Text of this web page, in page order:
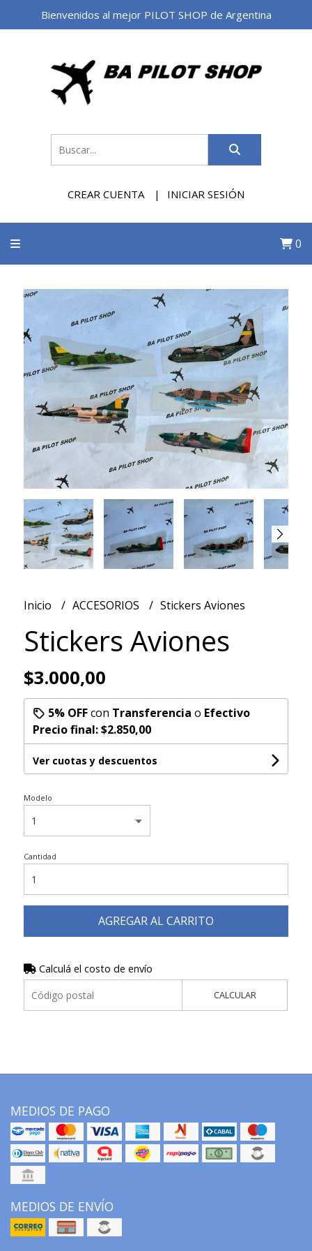
Bienvenidos al mejor PILOT SHOP de Argentina
CREAR CUENTA INICIAR SESIÓN
0
Inicio ACCESORIOS Stickers Aviones
Stickers Aviones
$3.000,00
5% OFFcon Transferencia o Efectivo
Precio final:$2.850,00
Ver cuotas y descuentos
Modelo
Cantidad
AGREGAR AL CARRITO
Calculá el costo de envío
CALCULAR
MEDIOS DE PAGO
MEDIOS DE ENVÍO